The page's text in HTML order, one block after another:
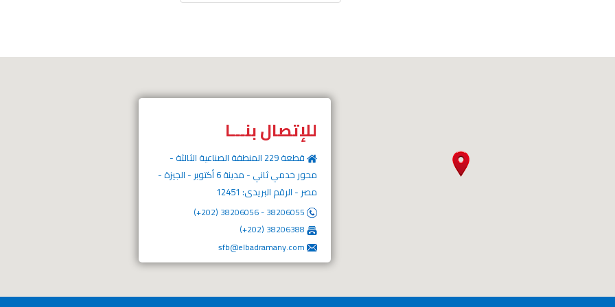
للإتصال بنـــا
قطعة 229 المنطقة الصناعية الثالثة -
محور خدمي ثاني - مدينة 6 أكتوبر - الجيزة -
مصر - الرقم البريدى: 12451
sfb@elbadramany.com